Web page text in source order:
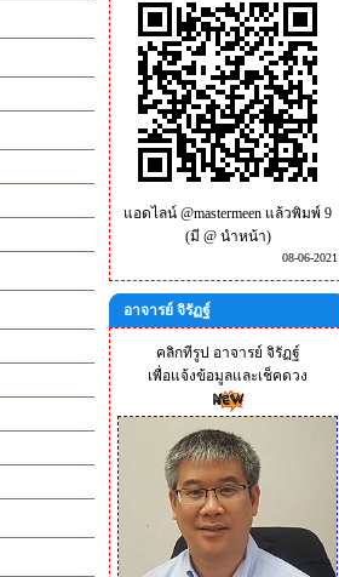
แอดไลน์ @mastermeen แล้วพิมพ์ 9
(มี @ นำหน้า)
08-06-2021
อาจารย์ จิรัฏฐ์
คลิกทีรูป อาจารย์ จิรัฏฐ์
เพื่อแจ้งข้อมูลและเช็คดวง